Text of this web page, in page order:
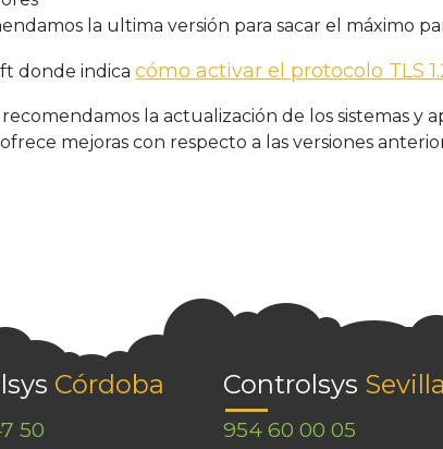
la ultima versión para sacar el máximo
donde indicacómo activar el protocolo TLS
recomendamos la actualización de los sistemas y
mejoras con respecto a las versiones
Córdoba
50
Controlsys Sevilla
954 60 00 05